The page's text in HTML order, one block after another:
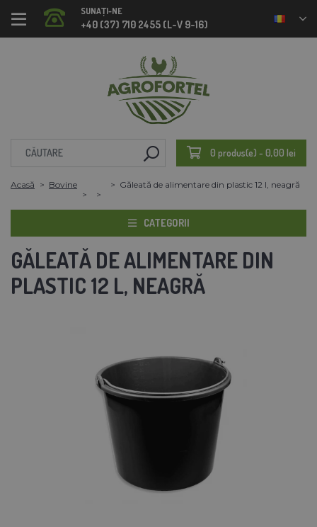
SUNAȚI-NE
+40 (37) 710 2455 (L-V 9-16)
0 produs(e) - 0,00 lei
Acasă Bovine Găleată de alimentare din plastic 12 l, neagră
CATEGORII
GĂLEATĂ DE ALIMENTARE DIN
PLASTIC 12 L, NEAGRĂ